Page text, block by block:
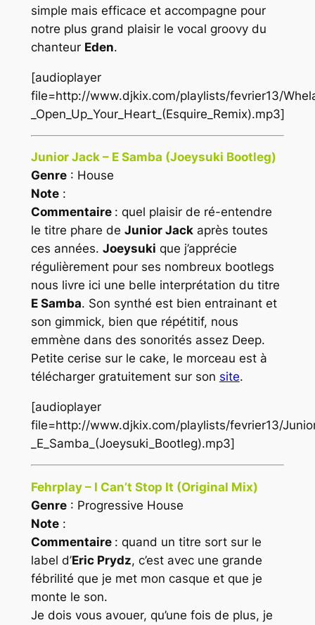
simple mais efficace et accompagne pour
notre plus grand plaisir le vocal groovy du
chanteur Eden.
[audioplayer
file=http://www.djkix.com/playlists/fevrier13/
_Open_Up_Your_Heart_(Esquire_Remix).mp3]
Junior Jack – E Samba (Joeysuki Bootleg)
Genre: House
Note:
Commentaire : quel plaisir de ré-entendre
le titre phare de Junior Jackaprès toutes
ces années. Joeysuki que j’apprécie
régulièrement pour ses nombreux bootlegs
nous livre ici une belle interprétation du titre
E Samba. Son synthé est bien entrainant et
son gimmick, bien que répétitif, nous
emmène dans des sonorités assez Deep.
Petite cerise sur le cake, le morceau est à
télécharger gratuitement sur son site.
[audioplayer
file=http://www.djkix.com/playlists/fevrier13/
_E_Samba_(Joeysuki_Bootleg).mp3]
Fehrplay – I Can’t Stop It (Original Mix)
Genre: Progressive House
Note:
Commentaire : quand un titre sort sur le
label d’Eric Prydz, c’est avec une grande
fébrilité que je met mon casque et que je
monte le son.
Je dois vous avouer, qu’une fois de plus, je